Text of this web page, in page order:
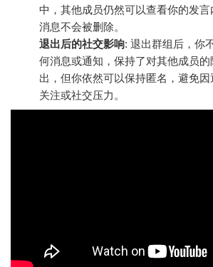
中，其他成员仍然可以查看你的发
消息不会被删除。
退出后的社交影响: 退出群组后，你
何消息或通知，保持了对其他成员
出，但你依然可以保持匿名，避免
关注或社交压力。